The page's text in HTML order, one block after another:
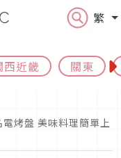
繁
西近畿 關東
烤盤 美味料理簡單上